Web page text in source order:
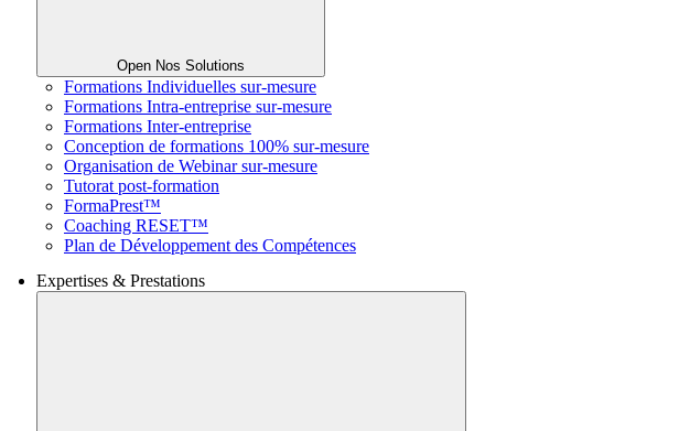
Open Nos Solutions
Formations Individuelles sur-mesure
Formations Intra-entreprise sur-mesure
Formations Inter-entreprise
Conception de formations 100% sur-mesure
Organisation de Webinar sur-mesure
Tutorat post-formation
FormaPrest™
Coaching RESET™
Plan de Développement des Compétences
Expertises & Prestations